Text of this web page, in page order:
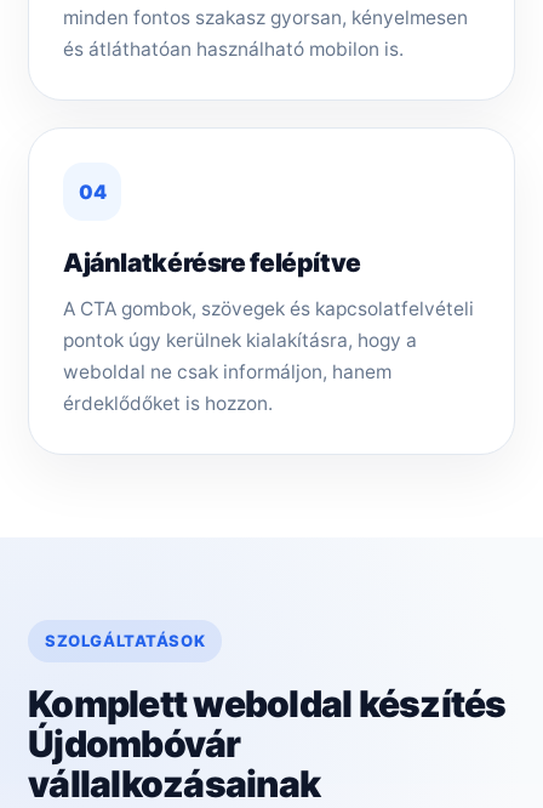
minden fontos szakasz gyorsan, kényelmesen
és átláthatóan használható mobilon is.
04
Ajánlatkérésre felépítve
A CTA gombok, szövegek és kapcsolatfelvételi
pontok úgy kerülnek kialakításra, hogy a
weboldal ne csak informáljon, hanem
érdeklődőket is hozzon.
SZOLGÁLTATÁSOK
Komplett weboldal készítés
Újdombóvár
vállalkozásainak